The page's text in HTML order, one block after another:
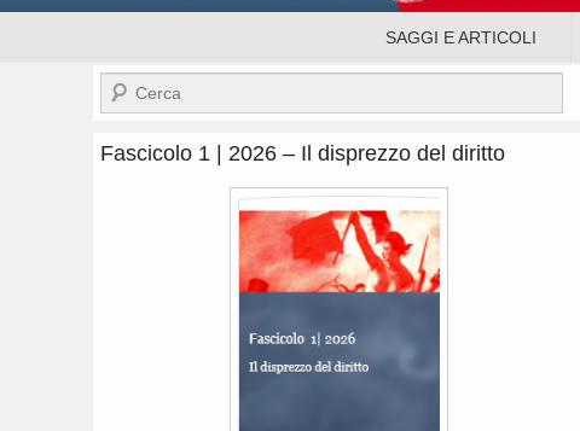
SAGGI E ARTICOLI
Cerca
Fascicolo 1 | 2026 – Il disprezzo del diritto